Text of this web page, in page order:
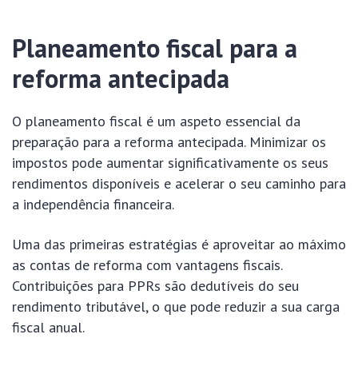
Planeamento fiscal para a
reforma antecipada
O planeamento fiscal é um aspeto essencial da
preparação para a reforma antecipada. Minimizar os
impostos pode aumentar significativamente os seus
rendimentos disponíveis e acelerar o seu caminho para
a independência financeira.
Uma das primeiras estratégias é aproveitar ao máximo
as contas de reforma com vantagens fiscais.
Contribuições para PPRs são dedutíveis do seu
rendimento tributável, o que pode reduzir a sua carga
fiscal anual.